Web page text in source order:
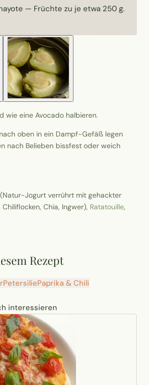
— Früchte zu je etwa 250 g.
wie eine Avocado halbieren.
oben in ein Dampf-Gefäß legen
nach Belieben bissfest oder weich
Jogurt verrührt mit gehackter
Chiliflocken, Chia, Ingwer), Ratatouille,
Rezept
PetersiliePaprika & Chili
interessieren